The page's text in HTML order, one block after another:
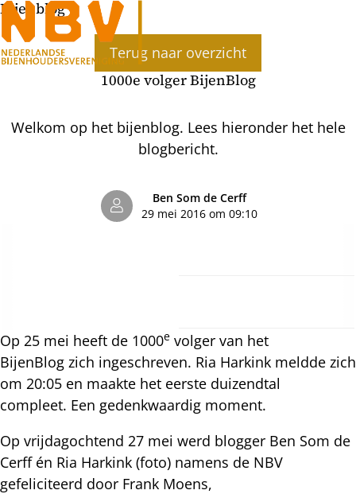
Bijenblog
Terug naar overzicht
1000e volger BijenBlog
Welkom op het bijenblog. Lees hieronder het hele
blogbericht.
Ben Som de Cerff
29 mei 2016 om 09:10
Op 25 mei heeft de 1000e volger van het
BijenBlog zich ingeschreven. Ria Harkink meldde zich
om 20:05 en maakte het eerste duizendtal
compleet. Een gedenkwaardig moment.
Op vrijdagochtend 27 mei werd blogger Ben Som de
Cerff én Ria Harkink (foto) namens de NBV
gefeliciteerd door Frank Moens,